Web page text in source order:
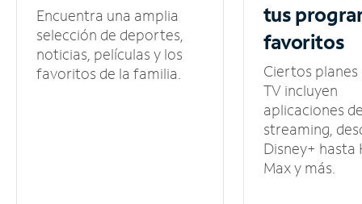
Encuentra una amplia
selección de deportes,
noticias, películas y los
favoritos de la familia.
tus
favoritos
Ciertos planes
TV incluyen
aplicaciones
streaming,
Disney+ hasta
Max y más.